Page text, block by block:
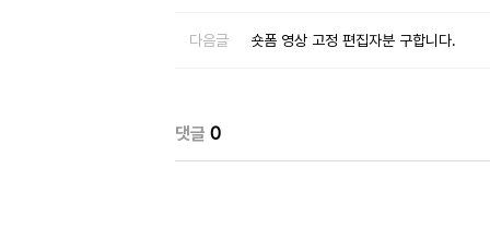
다음글 숏폼 영상 고정 편집자분 구합니다.
댓글 0